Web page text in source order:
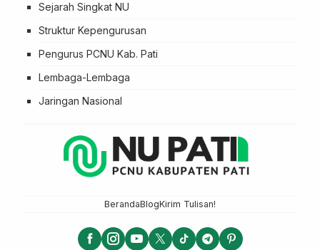
Sejarah Singkat NU
Struktur Kepengurusan
Pengurus PCNU Kab. Pati
Lembaga-Lembaga
Jaringan Nasional
BerandaBlogKirim Tulisan!